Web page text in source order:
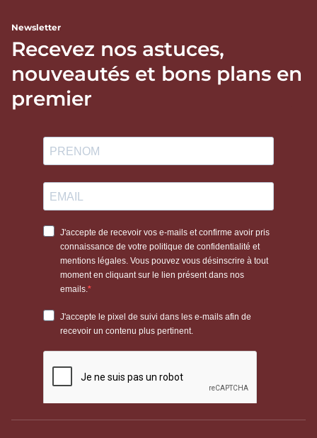
Newsletter
Recevez nos astuces,
nouveautés et bons plans en
premier